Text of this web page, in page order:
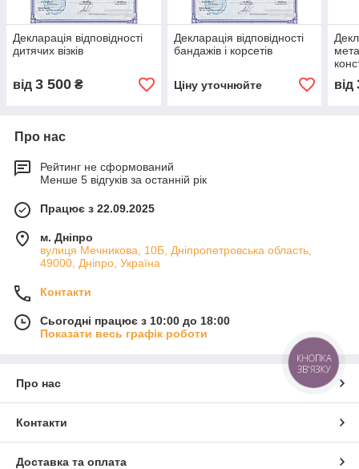
Декларація відповідності
дитячих візків
від 3 500 ₴
Декларація відповідності
бандажів і корсетів
Ціну уточнюйте від
Про нас
Рейтинг не сформований
Менше 5 відгуків за останній рік
Працює з 22.09.2025
м. Дніпро
вулиця Мечникова, 10Б, Дніпропетровська область,
49000, Дніпро, Україна
Контакти
Сьогодні працює з 10:00 до 18:00
Показати весь графік роботи
Про нас
Контакти
Доставка та оплата
КНОПКА
ЗВ'ЯЗКУ